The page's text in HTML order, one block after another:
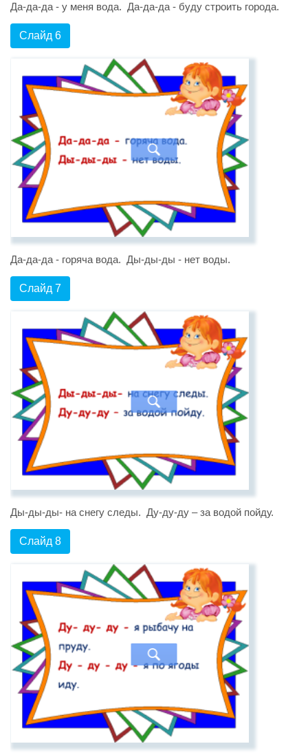
Да-да-да - у меня вода. Да-да-да - буду строить города.
Слайд 6
Да-да-да - горяча вода. Ды-ды-ды - нет воды.
Слайд 7
Ды-ды-ды- на снегу следы. Ду-ду-ду – за водой пойду.
Слайд 8